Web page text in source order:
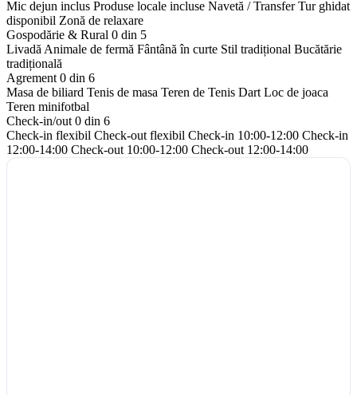
Mic dejun inclus Produse locale incluse Navetă / Transfer Tur ghidat
disponibil Zonă de relaxare
Gospodărie & Rural 0 din 5
Livadă Animale de fermă Fântână în curte Stil tradițional Bucătărie
tradițională
Agrement 0 din 6
Masa de biliard Tenis de masa Teren de Tenis Dart Loc de joaca
Teren minifotbal
Check-in/out 0 din 6
Check-in flexibil Check-out flexibil Check-in 10:00-12:00 Check-in
12:00-14:00 Check-out 10:00-12:00 Check-out 12:00-14:00